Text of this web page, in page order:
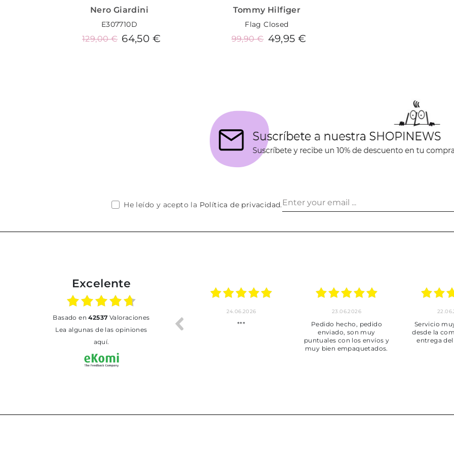
Nero Giardini
E307710D
64,50 €
129,00 €
Tommy Hilfiger
Flag Closed
49,95 €
99,90 €
He leído y acepto la Política de privacidad.
Excelente
basado en42537 Valoraciones
Lea algunas de las opiniones
aquí.
24.06.2026
***
23.06.2026
Pedido hecho, pedido
enviado, son muy
puntuales con los envíos y
muy bien empaquetados.
Servicio
desde la
entrega